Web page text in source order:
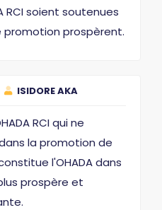
RCI soient soutenues
prospèrent.
ISIDORE AKA
RCI qui ne
la promotion de
l'OHADA dans
prospère et